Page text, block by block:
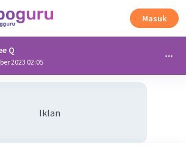
Masuk
Q
2023 02:05
Iklan